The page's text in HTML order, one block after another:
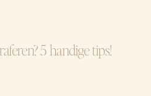
5 handige tips!